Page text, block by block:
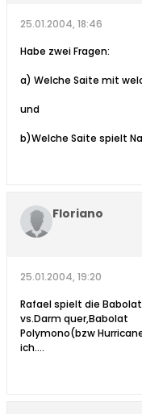
25.01.2004, 18:46
Habe zwei Fragen:
a) Welche Saite mit
und
b)Welche Saite spielt
Floriano
25.01.2004, 19:20
Rafael spielt die
vs.Darm quer,Babolat
Polymono(bzw
ich....